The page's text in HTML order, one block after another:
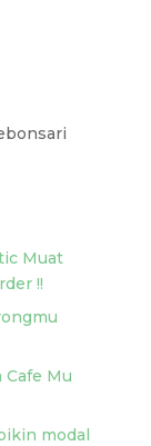
Muat
!!
Mu
modal